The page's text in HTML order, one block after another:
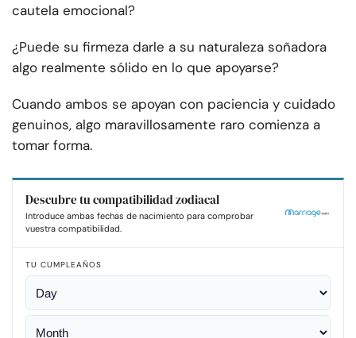
cautela emocional?
¿Puede su firmeza darle a su naturaleza soñadora
algo realmente sólido en lo que apoyarse?
Cuando ambos se apoyan con paciencia y cuidado
genuinos, algo maravillosamente raro comienza a
tomar forma.
Descubre tu compatibilidad zodiacal
Introduce ambas fechas de nacimiento para comprobar
vuestra compatibilidad.
TU CUMPLEAÑOS